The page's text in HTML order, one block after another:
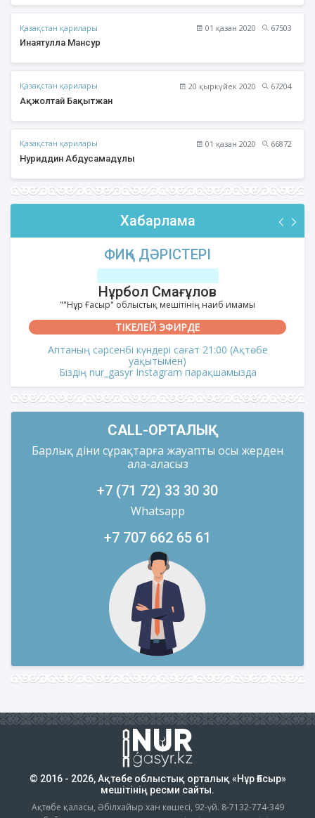
Қазақстан қарилары 01 қазан 2020
67503
Инаятулла Мансур
Қазақстан қарилары 20 қыркүйек 2020
67204
Ақжолтай Бақытжан
Қазақстан қарилары 01 қазан 2020
66872
Нуриддин Абдусамадұлы
Хабарлама
ФИҚҺ ДӘРІСТЕРІ
Нұрбол Смағұлов
""Нұр Ғасыр" облыстық мешітінің наиб имамы
ТІКЕЛЕЙ ЭФИРДЕ
Аптаның сәрсенбі күндері сағат 21:00 (Ақтөбе
уақытымен)
Біздің nur_gasyr Instagram парақшамызда
CALL-ОРТАЛЫҚ
Барлық діни сұрақтарға жауапты осы жерден
ала-аласыз
+7 (71 72) 33 30 30
Whatsapp
+7 707 662 65 61
© 2016 - 2026, Ақтөбе облыстық орталық «Нұр Ғасыр»
мешітінің ресми сайты.
Ақтөбе қаласы, Әбілхайыр хан көшесі, 92-үй. 8-7132-774-349